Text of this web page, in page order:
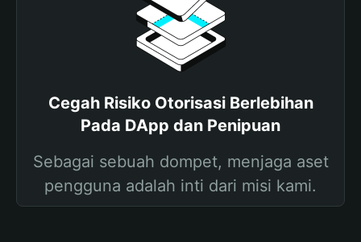
Cegah Risiko Otorisasi Berlebihan
Pada DApp dan Penipuan
Sebagai sebuah dompet, menjaga aset
pengguna adalah inti dari misi kami.